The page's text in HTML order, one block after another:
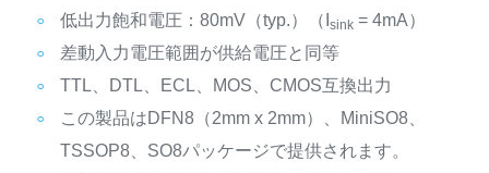
低出力飽和電圧：80mV（typ.）（I sink= 4mA）
差動入力電圧範囲が供給電圧と同等
TTL、DTL、ECL、MOS、CMOS互換出力
この製品はDFN8（2mm x 2mm）、MiniSO8、
TSSOP8、SO8パッケージで提供されます。